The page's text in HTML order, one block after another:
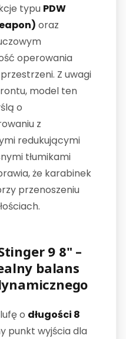
typu PDW
oraz
operowania
Z uwagi
model ten
o
z
redukującymi
tłumikami
że karabinek
przenoszeniu
9 8" –
balans
o długości 8
punkt wyjścia dla